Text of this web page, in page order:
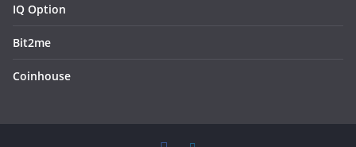
IQ Option
Bit2me
Coinhouse